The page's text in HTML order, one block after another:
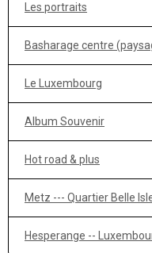
Les portraits
Basharage centre
Le Luxembourg
Album Souvenir
Hot road & plus
Metz --- Quartier Belle
Hesperange --